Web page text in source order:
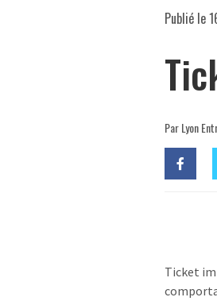
Publié le
Par Lyon
Ticket